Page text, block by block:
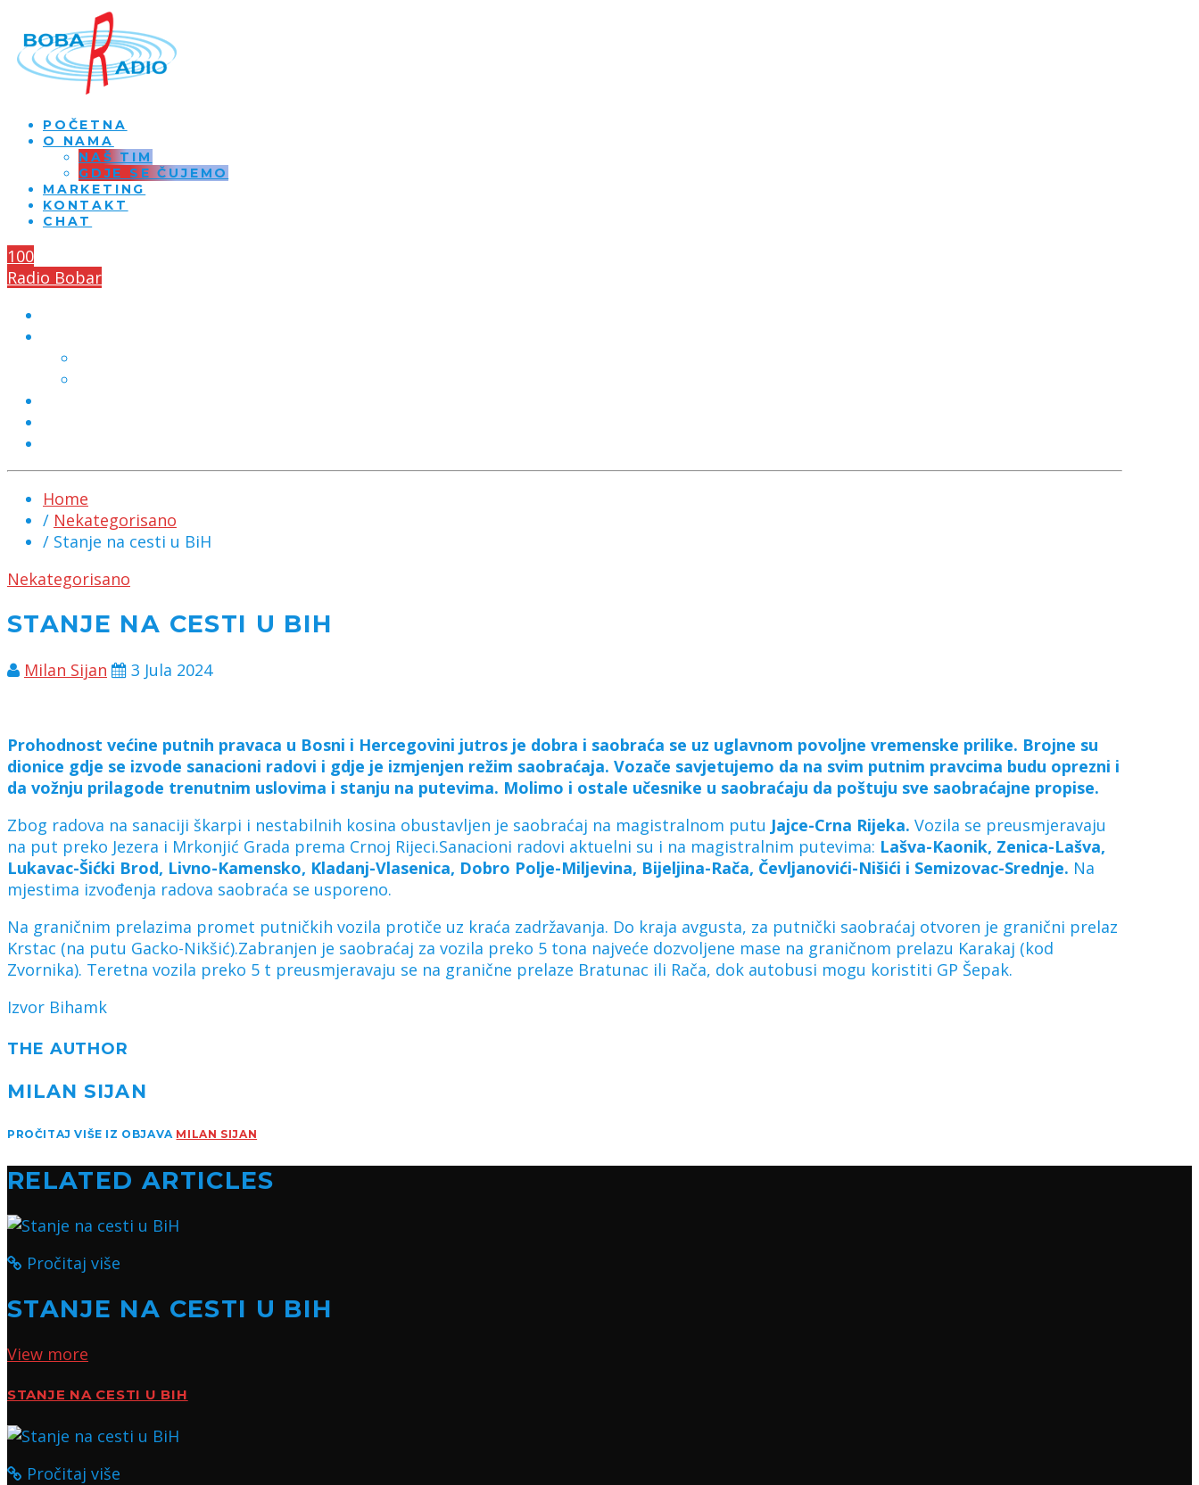
POČETNA
O NAMA
NAŠ TIM
GDJE SE ČUJEMO
MARKETING
KONTAKT
CHAT
100
Radio Bobar
Home
/ Nekategorisano
/ Stanje na cesti u BiH
Nekategorisano
STANJE NA CESTI U BIH
Milan Sijan 3 Jula 2024
Prohodnost većine putnih pravaca u Bosni i Hercegovini jutros je dobra i saobraća se uz uglavnom povoljne vremenske prilike. Brojne su
dionice gdje se izvode sanacioni radovi i gdje je izmjenjen režim saobraćaja. Vozače savjetujemo da na svim putnim pravcima budu oprezni i
da vožnju prilagode trenutnim uslovima i stanju na putevima. Molimo i ostale učesnike u saobraćaju da poštuju sve saobraćajne propise.
Zbog radova na sanaciji škarpi i nestabilnih kosina obustavljen je saobraćaj na magistralnom putu Jajce-Crna Rijeka. Vozila se preusmjeravaju
na put preko Jezera i Mrkonjić Grada prema Crnoj Rijeci.Sanacioni radovi aktuelni su i na magistralnim putevima: Lašva-Kaonik, Zenica-Lašva,
Lukavac-Šićki Brod, Livno-Kamensko, Kladanj-Vlasenica, Dobro Polje-Miljevina, Bijeljina-Rača, Čevljanovići-Nišići i Semizovac-Srednje. Na
mjestima izvođenja radova saobraća se usporeno.
Na graničnim prelazima promet putničkih vozila protiče uz kraća zadržavanja. Do kraja avgusta, za putnički saobraćaj otvoren je granični prelaz
Krstac (na putu Gacko-Nikšić).Zabranjen je saobraćaj za vozila preko 5 tona najveće dozvoljene mase na graničnom prelazu Karakaj (kod
Zvornika). Teretna vozila preko 5 t preusmjeravaju se na granične prelaze Bratunac ili Rača, dok autobusi mogu koristiti GP Šepak.
Izvor Bihamk
THE AUTHOR
MILAN SIJAN
PROČITAJ VIŠE IZ OBJAVA MILAN SIJAN
RELATED ARTICLES
Pročitaj više
STANJE NA CESTI U BIH
View more
STANJE NA CESTI U BIH
Pročitaj više